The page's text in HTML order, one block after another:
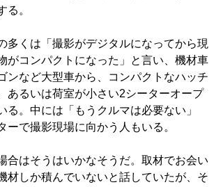
る。
多くは「撮影がデジタルになってから現
がコンパクトになった」と言い、機材車
ンなど大型車から、コンパクトなハッチ
あるいは荷室が小さい2シーターオープ
る。中には「もうクルマは必要ない」
ーで撮影現場に向かう人もいる。
合はそうはいかなそうだ。取材でお会い
材しか積んでいないと話していたが、そ